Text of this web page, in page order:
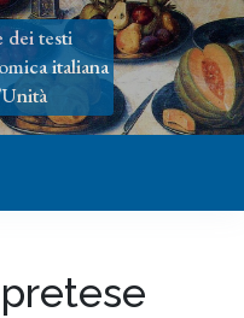
dei testi
italiana